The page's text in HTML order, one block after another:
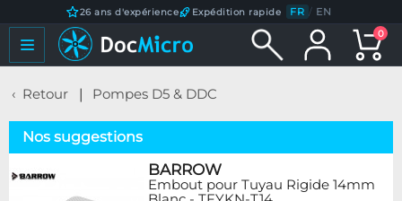
26 ans d'expérience Expédition rapide FR / EN
0
Retour Pompes D5 & DDC
Nos suggestions
BARROW
Embout pour Tuyau Rigide 14mm